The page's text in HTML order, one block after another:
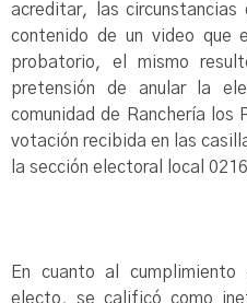
acreditar, las
contenido de un video que
probatorio, el mismo
pretensión de anular la
comunidad de Ranchería los
votación recibida en las
la sección electoral local
En cuanto al
electo, se calificó como